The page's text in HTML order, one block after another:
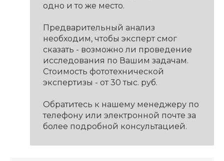
одно и то же место.
Предварительный анализ
необходим, чтобы эксперт смог
сказать - возможно ли проведение
исследования по Вашим задачам.
Стоимость фототехнической
экспертизы - от 30 тыс. руб.
Обратитесь к нашему менеджеру по
телефону или электронной почте за
более подробной консультацией.